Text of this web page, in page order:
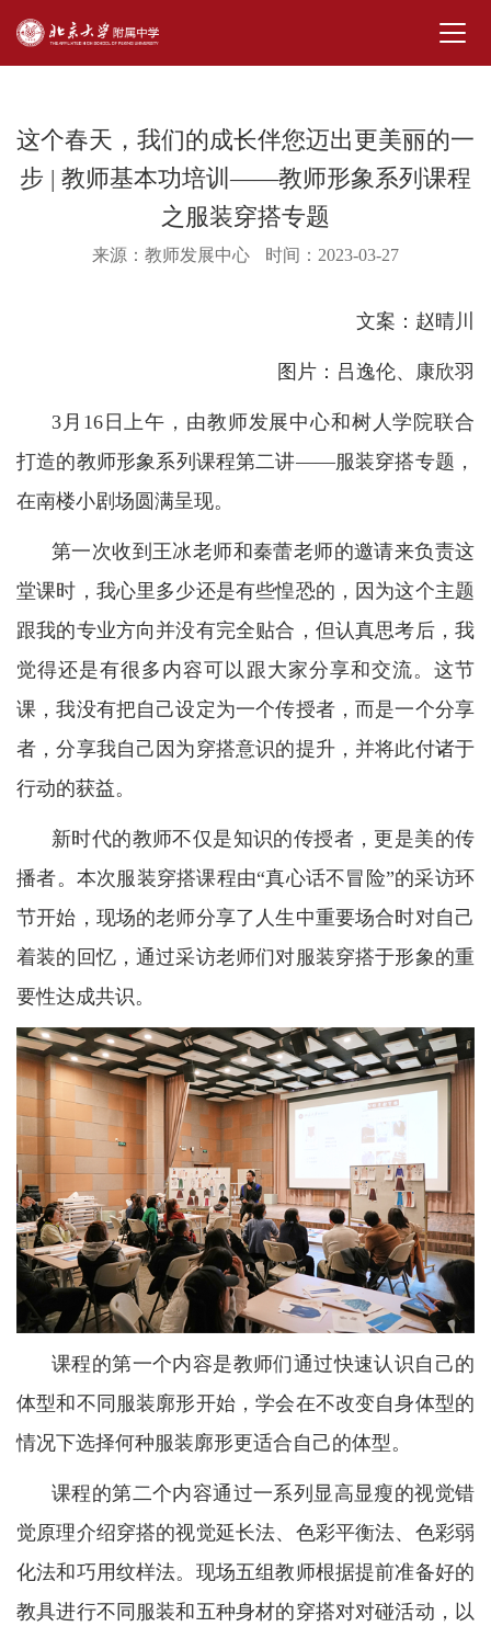
这个春天，我们的成长伴您迈出更美丽的一
步 | 教师基本功培训——教师形象系列课程
之服装穿搭专题
来源：教师发展中心 时间：2023-03-27
文案：赵晴川
图片：吕逸伦、康欣羽
3月16日上午，由教师发展中心和树人学院联合
打造的教师形象系列课程第二讲——服装穿搭专题，
在南楼小剧场圆满呈现。
第一次收到王冰老师和秦蕾老师的邀请来负责这
堂课时，我心里多少还是有些惶恐的，因为这个主题
跟我的专业方向并没有完全贴合，但认真思考后，我
觉得还是有很多内容可以跟大家分享和交流。这节
课，我没有把自己设定为一个传授者，而是一个分享
者，分享我自己因为穿搭意识的提升，并将此付诸于
行动的获益。
新时代的教师不仅是知识的传授者，更是美的传
播者。本次服装穿搭课程由“真心话不冒险”的采访环
节开始，现场的老师分享了人生中重要场合时对自己
着装的回忆，通过采访老师们对服装穿搭于形象的重
要性达成共识。
课程的第一个内容是教师们通过快速认识自己的
体型和不同服装廓形开始，学会在不改变自身体型的
情况下选择何种服装廓形更适合自己的体型。
课程的第二个内容通过一系列显高显瘦的视觉错
觉原理介绍穿搭的视觉延长法、色彩平衡法、色彩弱
化法和巧用纹样法。现场五组教师根据提前准备好的
教具进行不同服装和五种身材的穿搭对对碰活动，以